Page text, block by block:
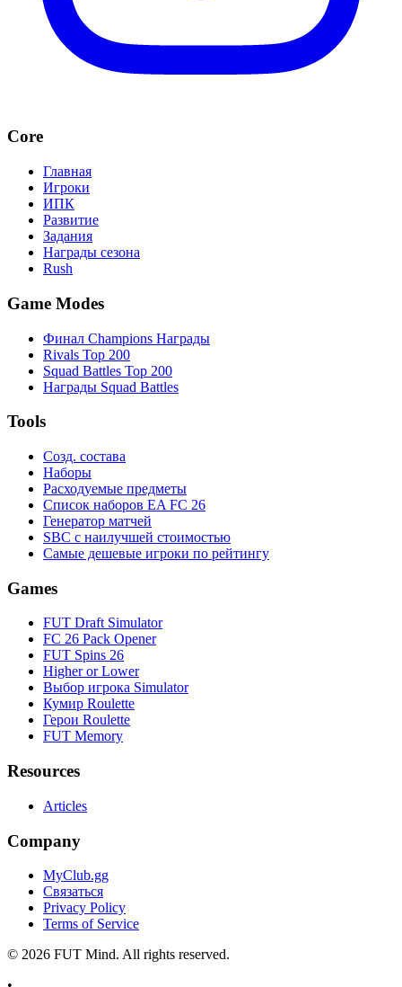
Core
Главная
Игроки
ИПК
Развитие
Задания
Награды сезона
Rush
Game Modes
Финал Champions Награды
Rivals Top 200
Squad Battles Top 200
Награды Squad Battles
Tools
Созд. состава
Наборы
Расходуемые предметы
Список наборов EA FC 26
Генератор матчей
SBC с наилучшей стоимостью
Самые дешевые игроки по рейтингу
Games
FUT Draft Simulator
FC 26 Pack Opener
FUT Spins 26
Higher or Lower
Выбор игрока Simulator
Кумир Roulette
Герои Roulette
FUT Memory
Resources
Articles
Company
MyClub.gg
Связаться
Privacy Policy
Terms of Service
© 2026 FUT Mind. All rights reserved.